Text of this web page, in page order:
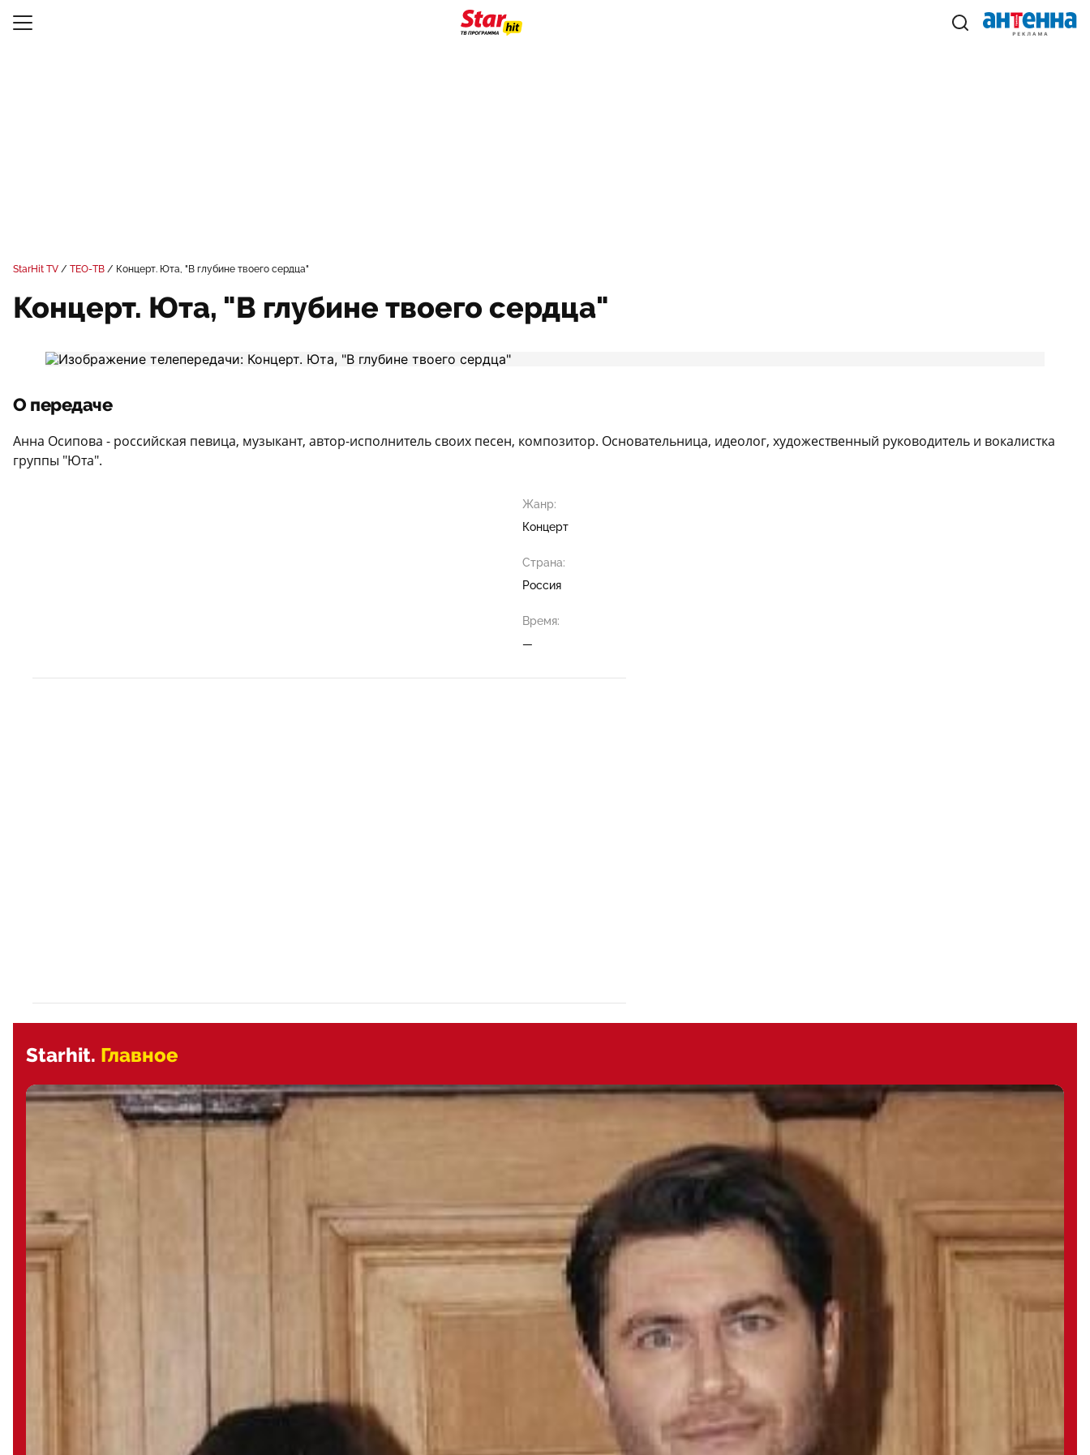
StarHit TV ТЕО-ТВ Концерт. Юта, "В глубине твоего сердца"
Концерт. Юта, "В глубине твоего сердца"
О передаче
Анна Осипова - российская певица, музыкант, автор-исполнитель своих песен, композитор. Основательница, идеолог, художественный руководитель и вокалистка
группы "Юта".
Жанр:
Концерт
Страна:
Россия
Время:
—
Starhit. Главное